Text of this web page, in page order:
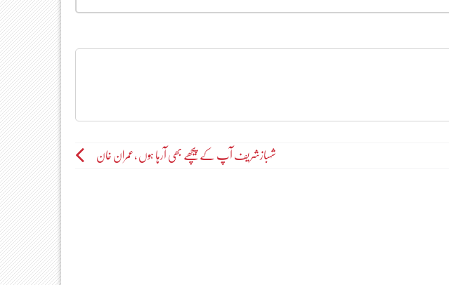
شہبازشریف آپ کے پیچھے بھی آرہا ہوں ،عمران خان